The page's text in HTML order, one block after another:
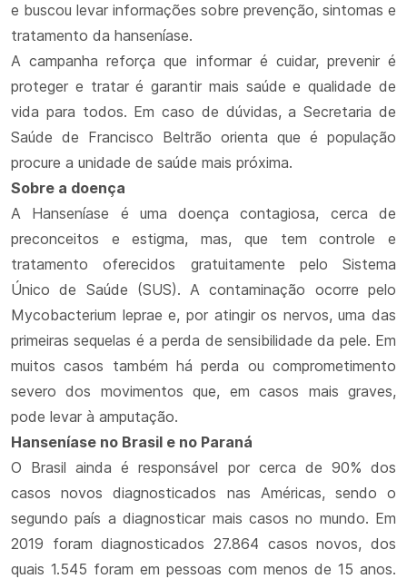
e buscou levar informações sobre prevenção, sintomas e
tratamento da hanseníase.
A campanha reforça que informar é cuidar, prevenir é
proteger e tratar é garantir mais saúde e qualidade de
vida para todos. Em caso de dúvidas, a Secretaria de
Saúde de Francisco Beltrão orienta que é população
procure a unidade de saúde mais próxima.
Sobre a doença
A Hanseníase é uma doença contagiosa, cerca de
preconceitos e estigma, mas, que tem controle e
tratamento oferecidos gratuitamente pelo Sistema
Único de Saúde (SUS). A contaminação ocorre pelo
Mycobacterium leprae e, por atingir os nervos, uma das
primeiras sequelas é a perda de sensibilidade da pele. Em
muitos casos também há perda ou comprometimento
severo dos movimentos que, em casos mais graves,
pode levar à amputação.
Hanseníase no Brasil e no Paraná
O Brasil ainda é responsável por cerca de 90% dos
casos novos diagnosticados nas Américas, sendo o
segundo país a diagnosticar mais casos no mundo. Em
2019 foram diagnosticados 27.864 casos novos, dos
quais 1.545 foram em pessoas com menos de 15 anos.